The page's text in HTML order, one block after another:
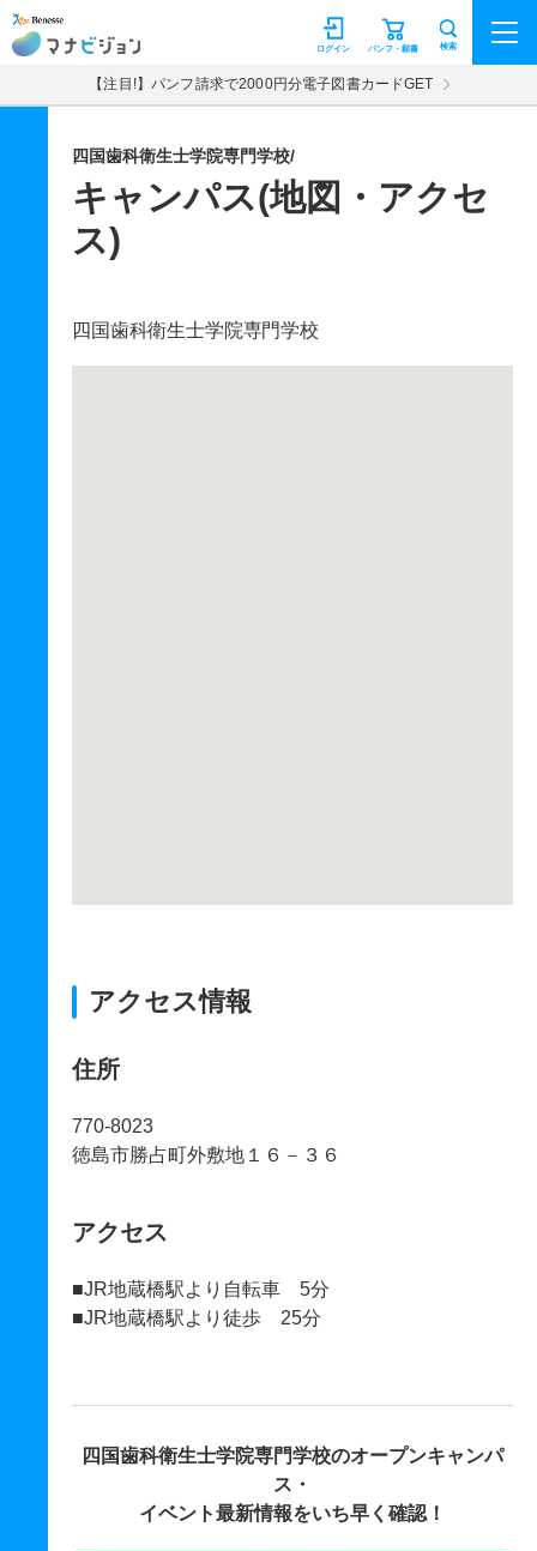
マナビジョン パンフ・願書
ログイン 検索
【注目!】パンフ請求で2000円分電子図書カードGET
四国歯科衛生士学院専門学校/
キャンパス(地図・アクセ
ス)
四国歯科衛生士学院専門学校
アクセス情報
住所
770-8023
徳島市勝占町外敷地１６－３６
アクセス
■JR地蔵橋駅より自転車 5分
■JR地蔵橋駅より徒歩 25分
四国歯科衛生士学院専門学校のオープンキャンパ
ス・
イベント最新情報をいち早く確認！